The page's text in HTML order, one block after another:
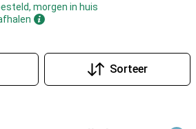
morgen in huis
Sorteer